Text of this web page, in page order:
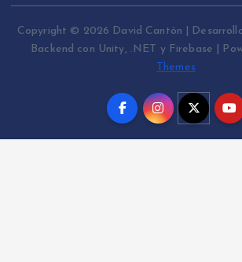
Copyright © 2026 David Cantón |
Backend con Unity, .NET y Firebase |
Themes